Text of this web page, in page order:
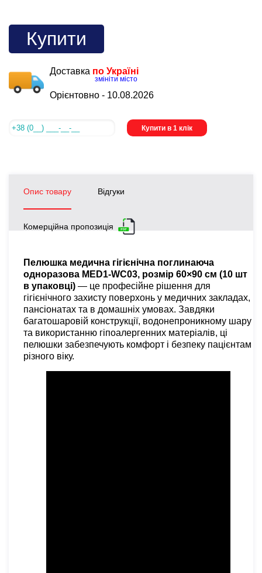
Купити
Доставка по Україні
змініти місто
Орієнтовно - 10.08.2026
Купити в 1 клік
Опис товару Відгуки
Комерційна пропозиція
Пелюшка медична гігієнічна поглинаюча
одноразова MED1-WC03, розмір 60×90 см (10 шт
в упаковці) — це професійне рішення для
гігієнічного захисту поверхонь у медичних закладах,
пансіонатах та в домашніх умовах. Завдяки
багатошаровій конструкції, водонепроникному шару
та використанню гіпоалергенних матеріалів, ці
пелюшки забезпечують комфорт і безпеку пацієнтам
різного віку.